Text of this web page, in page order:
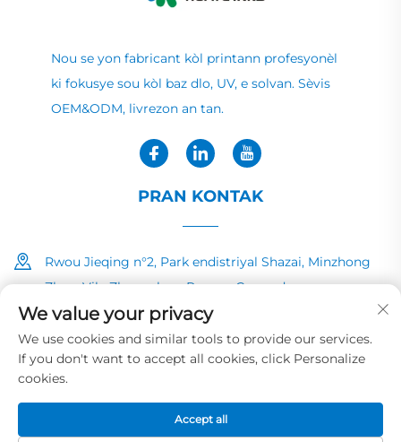
Nou se yon fabricant kòl printann profesyonèl
ki fokusye sou kòl baz dlo, UV, e solvan. Sèvis
OEM&ODM, livrezon an tan.
PRAN KONTAK
Rwou Jieqing n°2, Park endistriyal Shazai, Minzhong
Zhen, Vila Zhongshan, Povens Guangdong
+86-13726040081
[email protected]
Dwa Aute © 2025 pa HUAYE INK&PAINT CO.,LTD
We value your privacy
We use cookies and similar tools to provide our services.
If you don't want to accept all cookies, click Personalize
cookies.
Accept all